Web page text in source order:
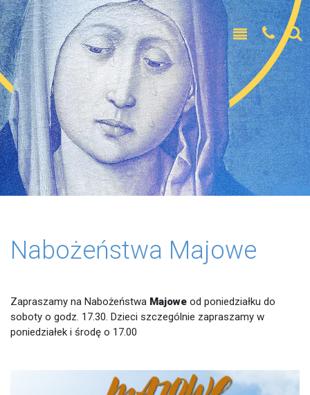
Nabożeństwa Majowe
Zapraszamy na Nabożeństwa Majowe od poniedziałku do
soboty o godz. 17.30. Dzieci szczególnie zapraszamy w
poniedziałek i środę o 17.00